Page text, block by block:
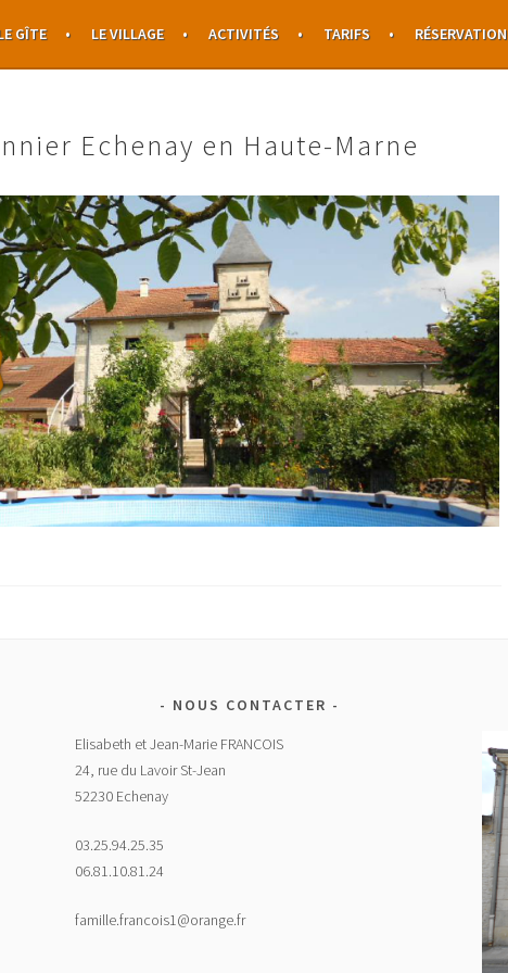
GÎTE LE VILLAGE ACTIVITÉS TARIFS RÉSERVATION
Echenay en Haute-Marne
NOUS CONTACTER
Elisabeth et Jean-Marie FRANCOIS
24, rue du Lavoir St-Jean
52230 Echenay
03.25.94.25.35
06.81.10.81.24
famille.francois1@orange.fr